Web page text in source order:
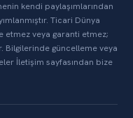
kendi paylaşımlarından
Ticari Dünya
etmez veya garanti etmez;
Bilgilerinde güncelleme veya
İletişim sayfasından bize